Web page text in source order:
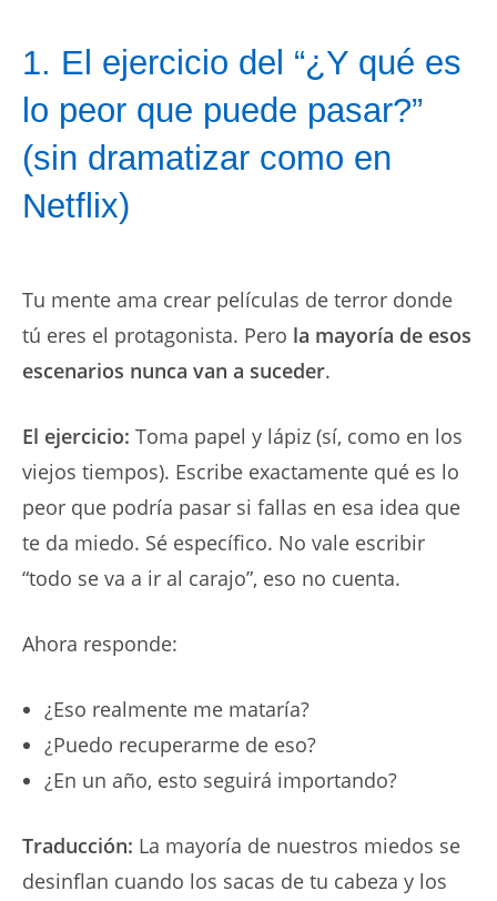
1. El ejercicio del “¿Y qué es
lo peor que puede pasar?”
(sin dramatizar como en
Netflix)
Tu mente ama crear películas de terror donde
tú eres el protagonista. Pero la mayoría de esos
escenarios nunca van a suceder.
El ejercicio: Toma papel y lápiz (sí, como en los
viejos tiempos). Escribe exactamente qué es lo
peor que podría pasar si fallas en esa idea que
te da miedo. Sé específico. No vale escribir
“todo se va a ir al carajo”, eso no cuenta.
Ahora responde:
¿Eso realmente me mataría?
¿Puedo recuperarme de eso?
¿En un año, esto seguirá importando?
Traducción: La mayoría de nuestros miedos se
desinflan cuando los sacas de tu cabeza y los